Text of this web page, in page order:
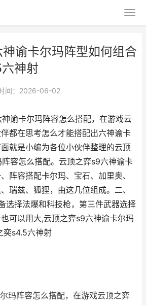
谕卡尔玛阵型如何组合
神射
间：2026-06-02
谕卡尔玛阵容怎么搭配，在游戏云
都在思考怎么才能搭配出六神谕卡
就是小编为各位小伙伴整理的云顶
容怎么搭配。云顶之弈s9六神谕卡
阵容搭配卡尔玛、宝石、加里奥、
瑞兹、狐狸，由这几位组成。二、
选择法爆和科技枪，第三件武器选择
可以用大,云顶之弈s9六神谕卡尔玛
奕s4.5六神射
玛阵容怎么搭配，在游戏云顶之弈